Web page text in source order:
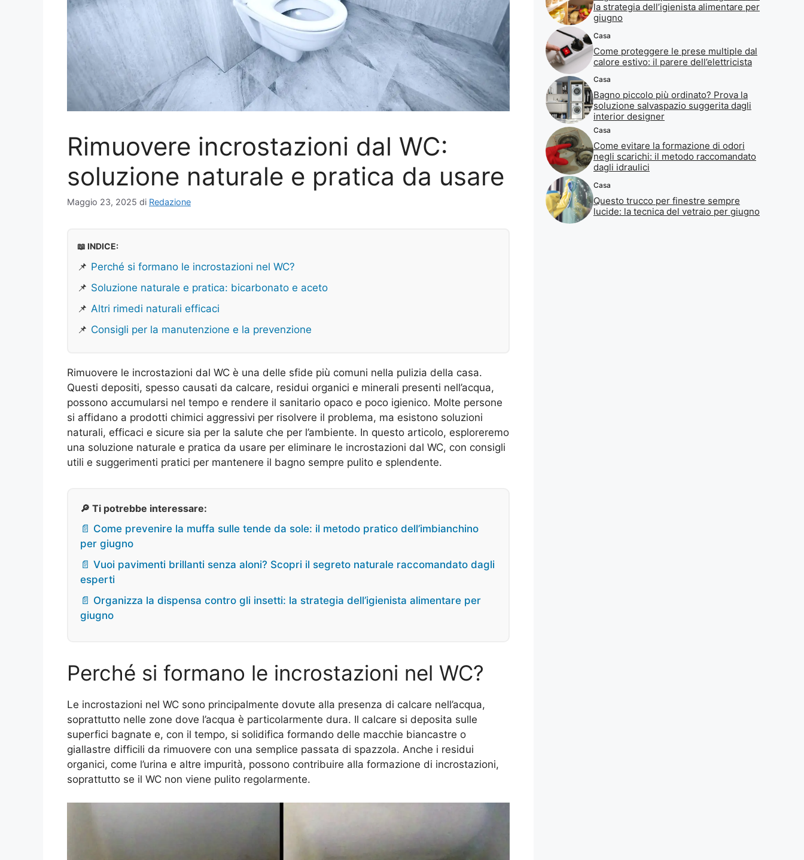
Rimuovere incrostazioni dal WC:
soluzione naturale e pratica da usare
Maggio 23, 2025 di Redazione
📖 INDICE:
📌 Perché si formano le incrostazioni nel WC?
📌 Soluzione naturale e pratica: bicarbonato e aceto
📌 Altri rimedi naturali efficaci
📌 Consigli per la manutenzione e la prevenzione
Rimuovere le incrostazioni dal WC è una delle sfide più comuni nella pulizia della casa.
Questi depositi, spesso causati da calcare, residui organici e minerali presenti nell’acqua,
possono accumularsi nel tempo e rendere il sanitario opaco e poco igienico. Molte persone
si affidano a prodotti chimici aggressivi per risolvere il problema, ma esistono soluzioni
naturali, efficaci e sicure sia per la salute che per l’ambiente. In questo articolo, esploreremo
una soluzione naturale e pratica da usare per eliminare le incrostazioni dal WC, con consigli
utili e suggerimenti pratici per mantenere il bagno sempre pulito e splendente.
🔎 Ti potrebbe interessare:
📄 Come prevenire la muffa sulle tende da sole: il metodo pratico dell’imbianchino
per giugno
📄 Vuoi pavimenti brillanti senza aloni? Scopri il segreto naturale raccomandato dagli
esperti
📄 Organizza la dispensa contro gli insetti: la strategia dell’igienista alimentare per
giugno
Perché si formano le incrostazioni nel WC?
Le incrostazioni nel WC sono principalmente dovute alla presenza di calcare nell’acqua,
soprattutto nelle zone dove l’acqua è particolarmente dura. Il calcare si deposita sulle
superfici bagnate e, con il tempo, si solidifica formando delle macchie biancastre o
giallastre difficili da rimuovere con una semplice passata di spazzola. Anche i residui
organici, come l’urina e altre impurità, possono contribuire alla formazione di incrostazioni,
soprattutto se il WC non viene pulito regolarmente.
la strategia dell’igienista alimentare per
giugno
Casa
Come proteggere le prese multiple dal
calore estivo: il parere dell’elettricista
Casa
Bagno piccolo più ordinato? Prova la
soluzione salvaspazio suggerita dagli
interior designer
Casa
Come evitare la formazione di odori
negli scarichi: il metodo raccomandato
dagli idraulici
Casa
Questo trucco per finestre sempre
lucide: la tecnica del vetraio per giugno